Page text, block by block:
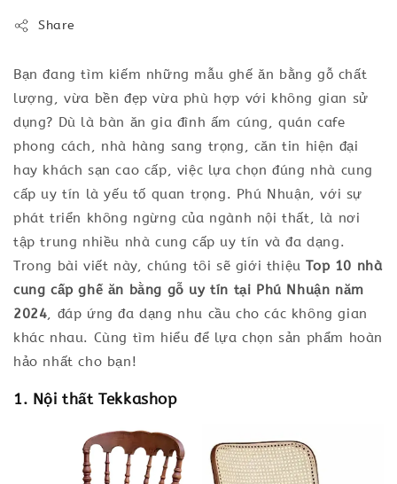
Share
Bạn đang tìm kiếm những mẫu ghế ăn bằng gỗ chất
lượng, vừa bền đẹp vừa phù hợp với không gian sử
dụng? Dù là bàn ăn gia đình ấm cúng, quán cafe
phong cách, nhà hàng sang trọng, căn tin hiện đại
hay khách sạn cao cấp, việc lựa chọn đúng nhà cung
cấp uy tín là yếu tố quan trọng. Phú Nhuận, với sự
phát triển không ngừng của ngành nội thất, là nơi
tập trung nhiều nhà cung cấp uy tín và đa dạng.
Trong bài viết này, chúng tôi sẽ giới thiệuTop 10 nhà
cung cấp ghế ăn bằng gỗ uy tín tại Phú Nhuận năm
2024, đáp ứng đa dạng nhu cầu cho các không gian
khác nhau. Cùng tìm hiểu để lựa chọn sản phẩm hoàn
hảo nhất cho bạn!
1. Nội thất Tekkashop